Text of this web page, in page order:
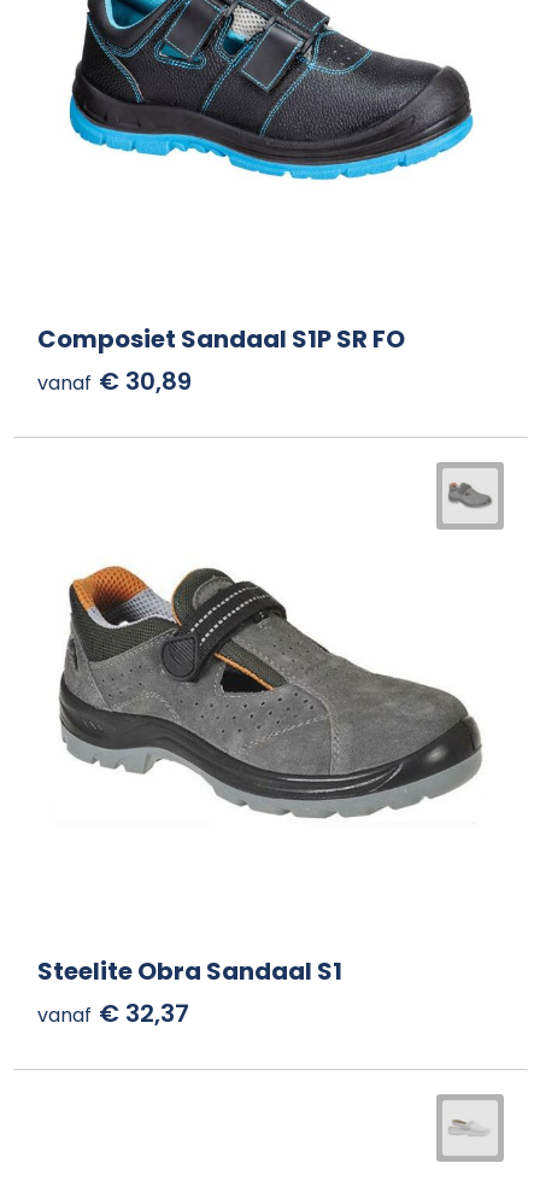
Composiet Sandaal S1P SR FO
vanaf € 30,89
Steelite Obra Sandaal S1
vanaf € 32,37